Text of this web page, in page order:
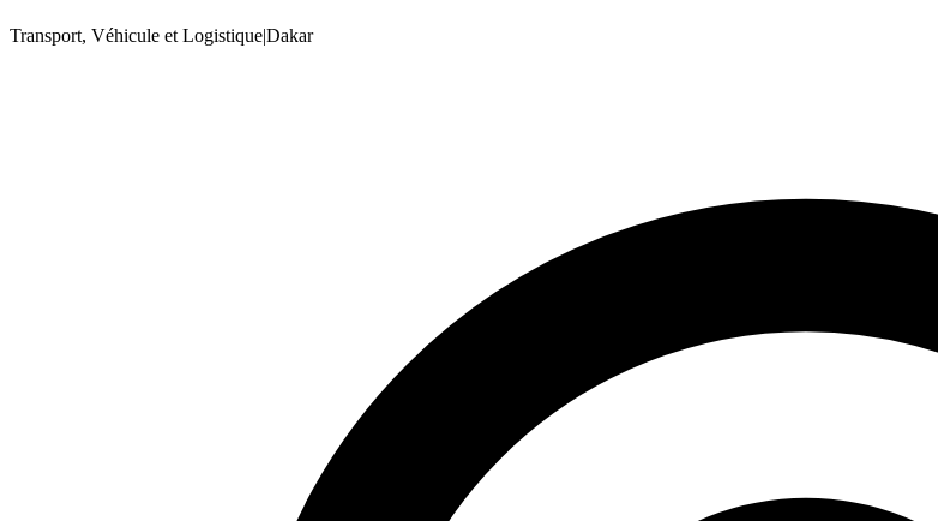
Transport, Véhicule et Logistique|Dakar